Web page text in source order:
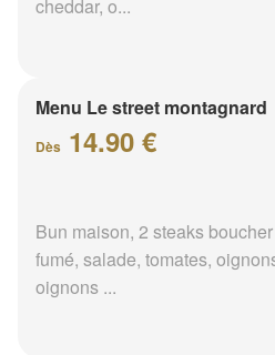
cheddar, o...
Menu Le street montagnard
Dès 14.90 €
Bun maison, 2 steaks
fumé, salade, tomates,
oignons ...